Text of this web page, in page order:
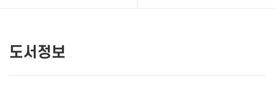
도서정보